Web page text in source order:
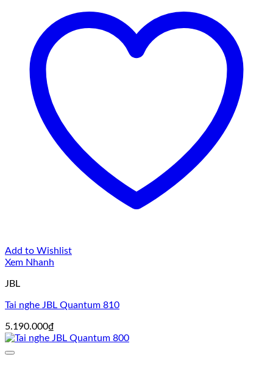
Add to Wishlist
Xem Nhanh
JBL
Tai nghe JBL Quantum 810
5.190.000₫